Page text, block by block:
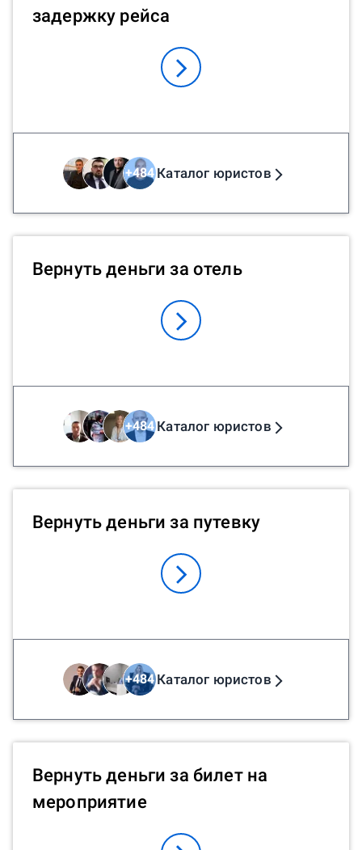
задержку рейса
+484Каталог юристов
Вернуть деньги за отель
+484Каталог юристов
Вернуть деньги за путевку
+484Каталог юристов
Вернуть деньги за билет на
мероприятие